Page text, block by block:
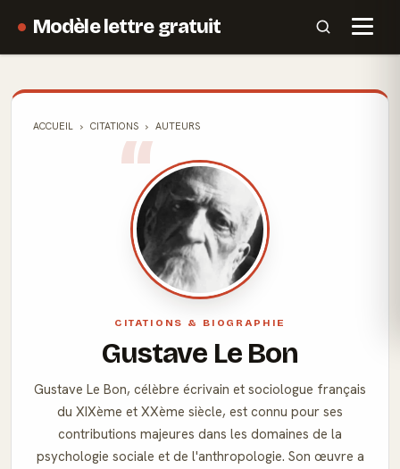
Modèle lettre gratuit
ACCUEIL CITATIONS AUTEURS
CITATIONS & BIOGRAPHIE
Gustave Le Bon
Gustave Le Bon, célèbre écrivain et sociologue français
du XIXème et XXème siècle, est connu pour ses
contributions majeures dans les domaines de la
psychologie sociale et de l'anthropologie. Son œuvre a